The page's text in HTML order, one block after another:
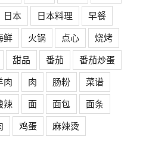
日本 日本料理
早餐
鲜 火锅 点心
烧烤
甜品 番茄
番茄炒蛋
肉 肉 肠粉
菜谱
辣 面 面包
面条
鸡蛋 麻辣烫